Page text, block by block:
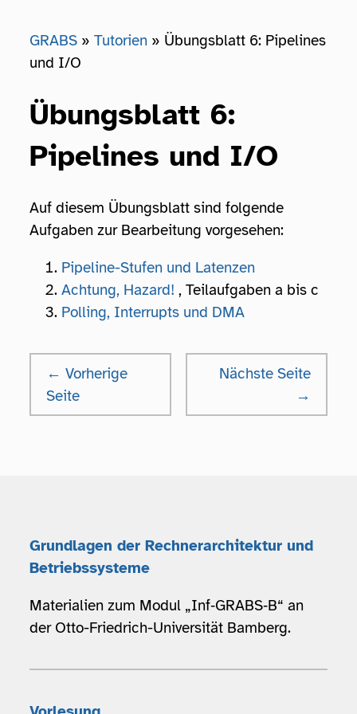
Grundlagen der Rechnerarchitektur und
Betriebssysteme
Materialien zum Modul „Inf‑GRABS‑B“ an
der Otto-Friedrich-Universität Bamberg.
GRABS Tutorien
Übungsblatt 6: Pipelines
und I/O
Übungsblatt 6:
Pipelines und I/O
Auf diesem Übungsblatt sind folgende
Aufgaben zur Bearbeitung vorgesehen:
Pipeline-Stufen und Latenzen
Achtung, Hazard!, Teilaufgaben a bis c
Polling, Interrupts und DMA
← Vorherige
Seite
Nächste Seite
→